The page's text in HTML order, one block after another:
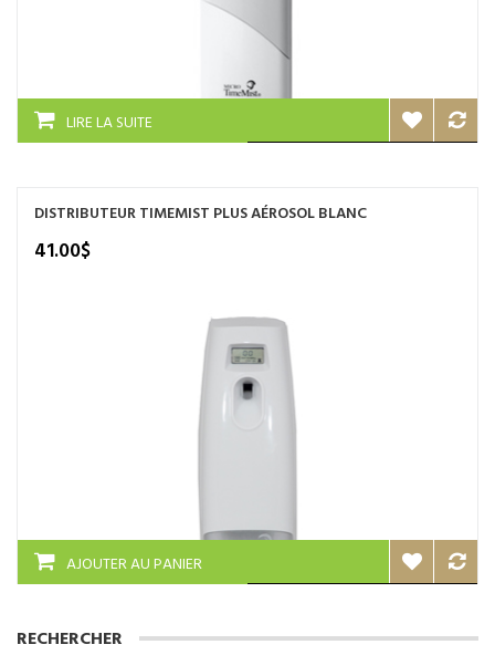
LIRE LA SUITE
DISTRIBUTEUR TIMEMIST PLUS AÉROSOL BLANC
41.00$
AJOUTER AU PANIER
RECHERCHER